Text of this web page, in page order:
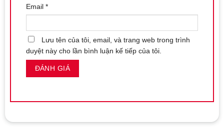
Email *
Lưu tên của tôi, email, và trang web trong trình
duyệt này cho lần bình luận kế tiếp của tôi.